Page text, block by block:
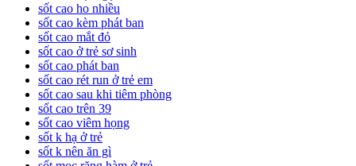
sốt cao ho nhiều
sốt cao kèm phát ban
sốt cao mắt đỏ
sốt cao ở trẻ sơ sinh
sốt cao phát ban
sốt cao rét run ở trẻ em
sốt cao sau khi tiêm phòng
sốt cao trên 39
sốt cao viêm họng
sốt k hạ ở trẻ
sốt k nên ăn gì